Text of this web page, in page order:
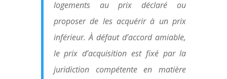
logements au prix déclaré ou
proposer de les acquérir à un prix
inférieur. À défaut d’accord amiable,
le prix d’acquisition est fixé par la
juridiction compétente en matière